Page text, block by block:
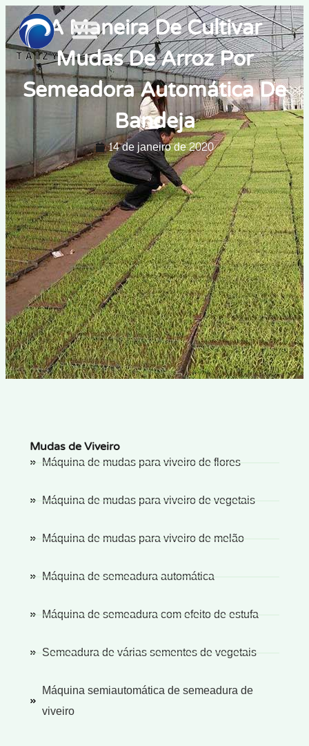
A Maneira De Cultivar
Mudas De Arroz Por
Semeadora Automática De
Bandeja
14 de janeiro de 2020
Mudas de Viveiro
Máquina de mudas para viveiro de flores
Máquina de mudas para viveiro de vegetais
Máquina de mudas para viveiro de melão
Máquina de semeadura automática
Máquina de semeadura com efeito de estufa
Semeadura de várias sementes de vegetais
Máquina semiautomática de semeadura de
viveiro